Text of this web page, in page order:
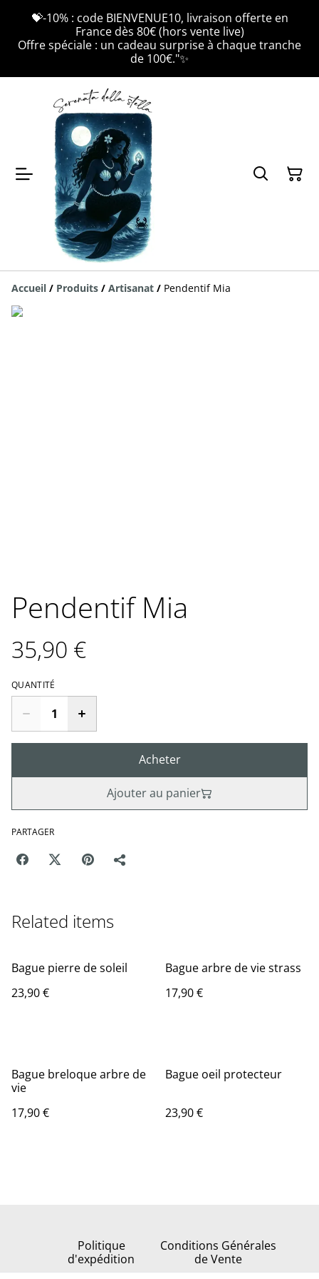
💝-10% : code BIENVENUE10, livraison offerte en
France dès 80€ (hors vente live)
Offre spéciale : un cadeau surprise à chaque tranche
de 100€."✨
Accueil / Produits / Artisanat / Pendentif Mia
Pendentif Mia
35,90 €
QUANTITÉ
Acheter
Ajouter au panier
PARTAGER
Related items
Bague pierre de soleil
23,90 €
Bague arbre de vie strass
17,90 €
Bague breloque arbre de
vie
17,90 €
Bague oeil protecteur
23,90 €
Politique
d'expédition
Conditions Générales
de Vente